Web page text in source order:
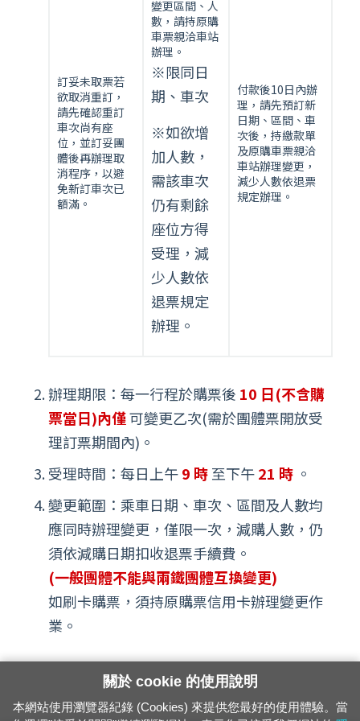
訂妥未取票若
欲取消重訂，
請先確認重訂
車次尚有座
位，並訂妥團
體後再辦理取
消程序，以避
免新訂車次已
額滿。
變更區間、人
數，請持原購
車票親洽車站
辦理。
※限同日
期、車次
※如欲增
加人數，
需該車次
仍有剩餘
座位方得
受理，減
少人數依
退票規定
辦理。
付款後10日內辦
理，請先預訂新
日期、區間、車
次後，持繳款單
及原購車票親洽
車站辦理變更，
減少人數依退票
規定辦理。
辦理期限：每一行程於購票後 10 日(不含購
票當日)內僅可變更乙次(需於團體票開放受
理訂票期間內)。
受理時間：每日上午9 時至下午21 時 。
變更範圍：乘車日期、車次、區間及人數均
應同時辦理變更，僅限一次，減購人數，仍
須依減購日期扣收退票手續費。
(一般團體不能與兩鐵團體互換變更)
如刷卡購票，須持原購票信用卡辦理變更作
業。
關於 cookie 的使用說明
本網站使用瀏覽器紀錄 (Cookies) 來提供您最好的使用體驗。當